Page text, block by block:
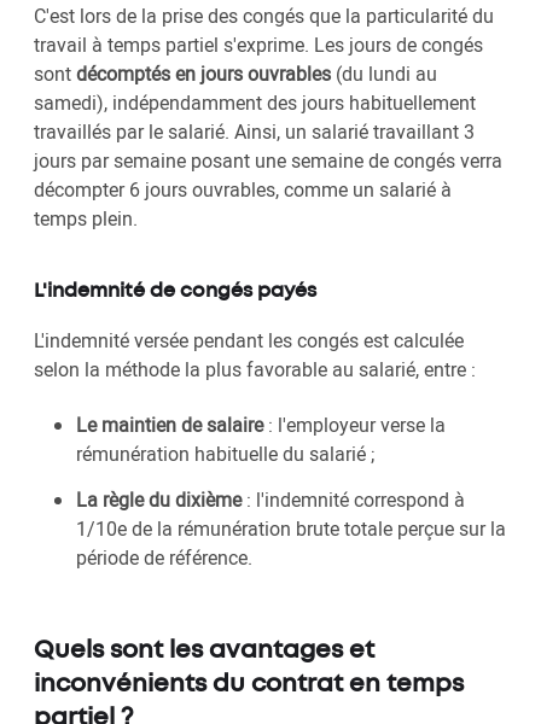
C'est lors de la prise des congés que la particularité du
travail à temps partiel s'exprime. Les jours de congés
sontdécomptés en jours ouvrables (du lundi au
samedi), indépendamment des jours habituellement
travaillés par le salarié. Ainsi, un salarié travaillant 3
jours par semaine posant une semaine de congés verra
décompter 6 jours ouvrables, comme un salarié à
temps plein.
L'indemnité de congés payés
L'indemnité versée pendant les congés est calculée
selon la méthode la plus favorable au salarié, entre :
Le maintien de salaire: l'employeur verse la
rémunération habituelle du salarié ;
La règle du dixième: l'indemnité correspond à
1/10e de la rémunération brute totale perçue sur la
période de référence.
Quels sont les avantages et
inconvénients du contrat en temps
partiel ?